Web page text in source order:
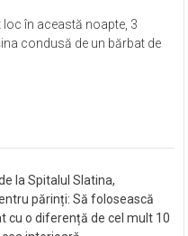
în această noapte, 3
condusă de un bărbat de
la Spitalul Slatina,
părinți: Să folosească
cu o diferență de cel mult 10